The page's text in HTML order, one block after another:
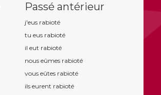
Passé antérieur
j'eus rabioté
tu eus rabioté
il eut rabioté
nous eûmes rabioté
vous eûtes rabioté
ils eurent rabioté